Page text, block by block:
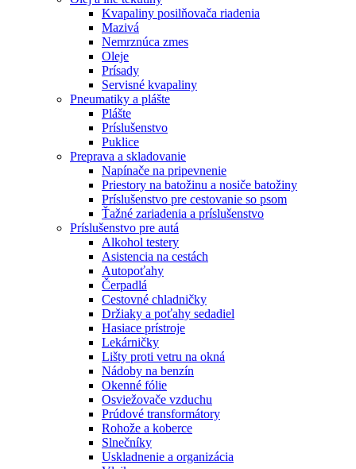
Kvapaliny posilňovača riadenia
Mazivá
Nemrznúca zmes
Oleje
Prísady
Servisné kvapaliny
Pneumatiky a plášte
Plášte
Príslušenstvo
Puklice
Preprava a skladovanie
Napínače na pripevnenie
Priestory na batožinu a nosiče batožiny
Príslušenstvo pre cestovanie so psom
Ťažné zariadenia a príslušenstvo
Príslušenstvo pre autá
Alkohol testery
Asistencia na cestách
Autopoťahy
Čerpadlá
Cestovné chladničky
Držiaky a poťahy sedadiel
Hasiace prístroje
Lekárničky
Lišty proti vetru na okná
Nádoby na benzín
Okenné fólie
Osviežovače vzduchu
Prúdové transformátory
Rohože a koberce
Slnečníky
Uskladnenie a organizácia